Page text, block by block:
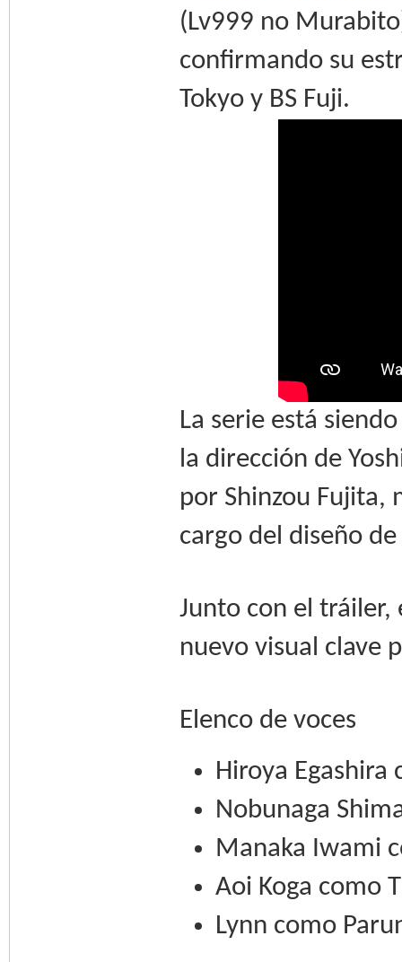
(Lv999 no
confirmando su
Tokyo y BS Fuji.
La serie está
la dirección de
por Shinzou Fujita,
cargo del diseño
Junto con el
nuevo visual clave
Elenco de voces
Hiroya Egashira
Nobunaga
Manaka Iwami
Aoi Koga como
Lynn como